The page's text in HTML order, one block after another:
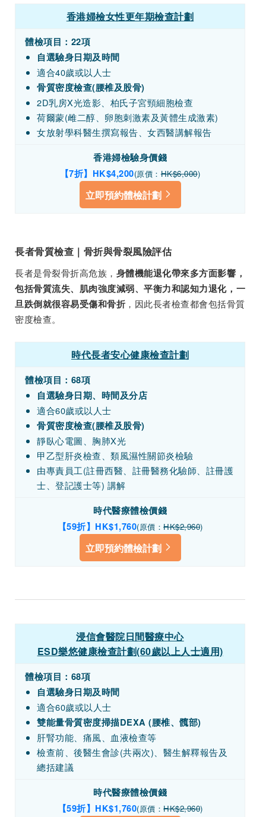
香港婦檢女性更年期檢查計劃
體檢項目：22項
自選驗身日期及時間
適合40歲或以人士
骨質密度檢查(腰椎及股骨)
2D乳房X光造影、柏氏子宮頸細胞檢查
荷爾蒙(雌二醇、卵胞刺激素及黃體生成激素)
女放射學科醫生撰寫報告、女西醫講解報告
香港婦檢驗身價錢
【7折】HK$4,200(原價：HK$6,000)
立即預約體檢計劃
長者骨質檢查｜骨折與骨裂風險評估
長者是骨裂骨折高危族， 身體機能退化帶來多方面影響，
包括骨質流失、肌肉強度減弱、平衡力和認知力退化，一
旦跌倒就很容易受傷和骨折 ，因此長者檢查都會包括骨質
密度檢查。
時代長者安心健康檢查計劃
體檢項目：68項
自選驗身日期、時間及分店
適合60歲或以人士
骨質密度檢查(腰椎及股骨)
靜臥心電圖、胸肺X光
甲乙型肝炎檢查、類風濕性關節炎檢驗
由專責員工(註冊西醫、註冊醫務化驗師、註冊護
士、登記護士等) 講解
時代醫療體檢價錢
【59折】HK$1,760(原價： HK$2,960)
立即預約體檢計劃
浸信會醫院日間醫療中心
ESD樂悠健康檢查計劃(60歲以上人士適用)
體檢項目：68項
自選驗身日期及時間
適合60歲或以人士
雙能量骨質密度掃描DEXA (腰椎、髖部)
肝腎功能、痛風、血液檢查等
檢查前、後醫生會診(共兩次) 、醫生解釋報告及
總括建議
時代醫療體檢價錢
【59折】HK$1,760(原價： HK$2,960)